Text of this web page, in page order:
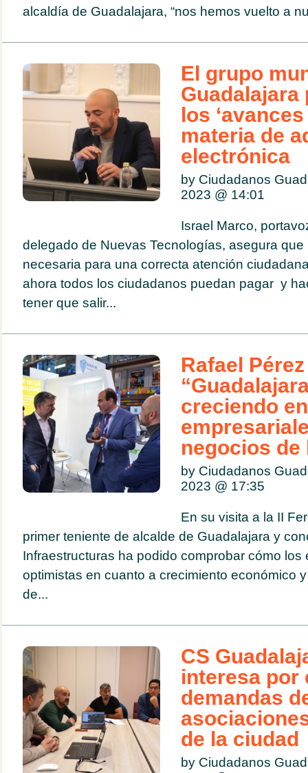
alcaldía de Guadalajara, “nos hemos vuelto a
El grupo
Guadalajara
los
materia de
electrónica
by Ciudadanos
2023 @ 14:01
Israel Marco,
delegado de Nuevas Tecnologías, asegura que
necesaria para una correcta atención
ahora todos los ciudadanos puedan pagar y
tener que salir...
Rafael
creciendo
negocios de
by Ciudadanos
2023 @ 17:35
En su visita a la II
primer teniente de alcalde de Guadalajara y
Infraestructuras ha podido comprobar cómo los
optimistas en cuanto a crecimiento económico
de...
CS
interesa por
demandas
de la ciudad
by Ciudadanos